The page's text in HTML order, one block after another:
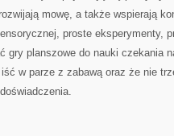
mowę, a także wspierają
proste eksperymenty,
gry planszowe do nauki czekania
w parze z zabawą oraz że nie